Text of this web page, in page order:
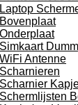
Antenne